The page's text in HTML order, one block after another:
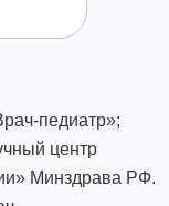
педиатр»;
центр
Минздрава РФ.